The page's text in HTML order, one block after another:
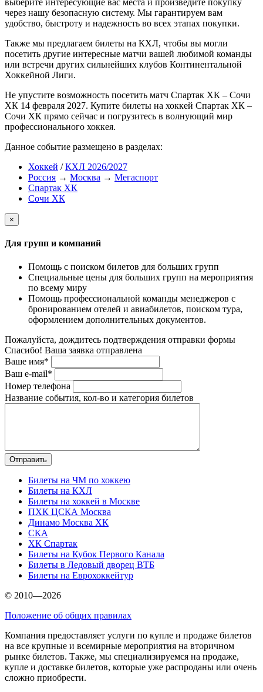
выберите интересующие вас места и произведите покупку
через нашу безопасную систему. Мы гарантируем вам
удобство, быстроту и надежность во всех этапах покупки.
Также мы предлагаем билеты на КХЛ, чтобы вы могли
посетить другие интересные матчи вашей любимой команды
или встречи других сильнейших клубов Континентальной
Хоккейной Лиги.
Не упустите возможность посетить матч Спартак ХК – Сочи
ХК 14 февраля 2027. Купите билеты на хоккей Спартак ХК –
Сочи ХК прямо сейчас и погрузитесь в волнующий мир
профессионального хоккея.
Данное событие размещено в разделах:
Хоккей /КХЛ 2026/2027
Россия → Москва → Мегаспорт
Спартак ХК
Сочи ХК
×
Для групп и компаний
Помощь с поиском билетов для больших групп
Специальные цены для больших групп на мероприятия
по всему миру
Помощь профессиональной команды менеджеров с
бронированием отелей и авиабилетов, поиском тура,
оформлением дополнительных документов.
Пожалуйста, дождитесь подтверждения отправки формы
Спасибо! Ваша заявка отправлена
Ваше имя*
Ваш e-mail*
Номер телефона
Название события, кол-во и категория билетов
Билеты на ЧМ по хоккею
Билеты на КХЛ
Билеты на хоккей в Москве
ПХК ЦСКА Москва
Динамо Москва ХК
СКА
ХК Спартак
Билеты на Кубок Первого Канала
Билеты в Ледовый дворец ВТБ
Билеты на Еврохоккейтур
© 2010—2026
Положение об общих правилах
Компания предоставляет услуги по купле и продаже билетов
на все крупные и всемирные мероприятия на вторичном
рынке билетов. Также, мы специализируемся на продаже,
купле и доставке билетов, которые уже распроданы или очень
сложно приобрести.